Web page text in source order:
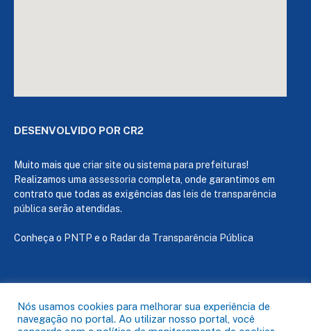
DESENVOLVIDO POR CR2
Muito mais que criar site ou sistema para prefeituras!
Realizamos uma assessoria completa, onde garantimos em
contrato que todas as exigências das leis de transparência
pública serão atendidas.
Conheça o PNTP e o Radar da Transparência Pública
Todos os direitos reservados a Câmara de Capanema
Nós usamos cookies para melhorar sua experiência de
navegação no portal. Ao utilizar nosso portal, você